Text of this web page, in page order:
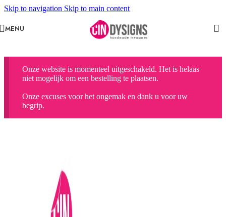
Skip to navigation Skip to main content
MENU
Onze website is momenteel uitgeschakeld. Het is helaas
niet mogelijk om een bestelling te plaatsen.
Onze excuses voor het ongemak en dank u voor uw
begrip.